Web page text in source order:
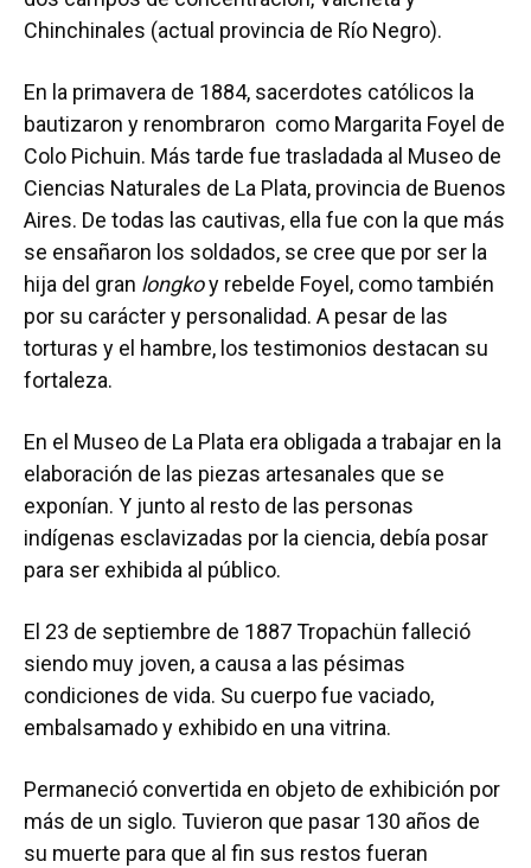
Chinchinales (actual provincia de Río Negro).
En la primavera de 1884, sacerdotes católicos la
bautizaron y renombraron como Margarita Foyel de
Colo Pichuin. Más tarde fue trasladada al Museo de
Ciencias Naturales de La Plata, provincia de Buenos
Aires. De todas las cautivas, ella fue con la que más
se ensañaron los soldados, se cree que por ser la
hija del gran longkoy rebelde Foyel, como también
por su carácter y personalidad. A pesar de las
torturas y el hambre, los testimonios destacan su
fortaleza.
En el Museo de La Plata era obligada a trabajar en la
elaboración de las piezas artesanales que se
exponían. Y junto al resto de las personas
indígenas esclavizadas por la ciencia, debía posar
para ser exhibida al público.
El 23 de septiembre de 1887 Tropachün falleció
siendo muy joven, a causa a las pésimas
condiciones de vida. Su cuerpo fue vaciado,
embalsamado y exhibido en una vitrina.
Permaneció convertida en objeto de exhibición por
más de un siglo. Tuvieron que pasar 130 años de
su muerte para que al fin sus restos fueran